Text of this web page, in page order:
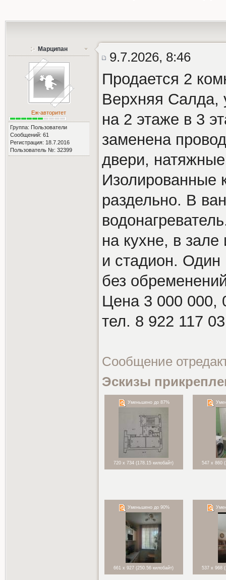
Марципан
Еж-авторитет
Группа: Пользователи
Сообщений: 61
Регистрация: 18.7.2016
Пользователь №: 32399
9.7.2026, 8:46
Продается 2
Верхняя Салда,
на 2 этаже в 3
заменена
двери,
Изолированные
раздельно. В
на кухне, в
и стадион. Один
без
Цена 3 000 000,
тел. 8 922 117
Сообщение
Эскизы
Уменьшено до 87%
720 x 734 (178.15 килобайт) 547 x 860
Уменьшено до 90%
661 x 927 (250.56 килобайт) 537 x 968